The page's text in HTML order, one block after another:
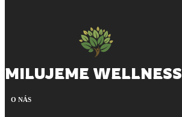
MILUJEME WELLNESS
O NÁS